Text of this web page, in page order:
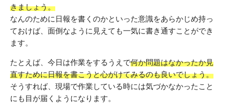
きましょう。
なんのために日報を書くのかといった意識をあらかじめ持っ
ておけば、面倒なように見えても一気に書き通すことができ
ます。
たとえば、今日は作業をするうえで何か問題はなかったか見
直すために日報を書こうと心がけてみるのも良いでしょう。
そうすれば、現場で作業している時には気づかなかったこと
にも目が届くようになります。